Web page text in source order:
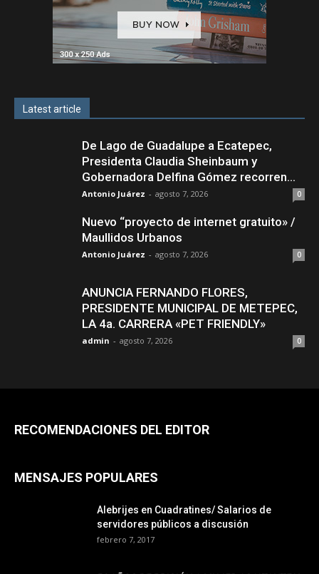
Latest article
De Lago de Guadalupe a Ecatepec,
Presidenta Claudia Sheinbaum y
Gobernadora Delfina Gómez recorren...
Antonio Juárez - agosto 7, 2026 0
Nuevo “proyecto de internet gratuito» /
Maullidos Urbanos
Antonio Juárez - agosto 7, 2026 0
ANUNCIA FERNANDO FLORES,
PRESIDENTE MUNICIPAL DE METEPEC,
LA 4a. CARRERA «PET FRIENDLY»
admin - agosto 7, 2026 0
RECOMENDACIONES DEL EDITOR
MENSAJES POPULARES
Alebrijes en Cuadratines/ Salarios de
servidores públicos a discusión
febrero 7, 2017